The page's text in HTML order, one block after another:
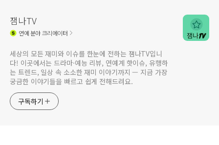
잼나TV
연예분야 크리에이터
세상의 모든 재미와 이슈를 한눈에 전하는 잼나TV입니
다! 이곳에서는 드라마·예능 리뷰, 연예계 핫이슈, 유행하
는 트렌드, 일상 속 소소한 재미 이야기까지 — 지금 가장
궁금한 이야기들을 빠르고 쉽게 전해드려요.
구독하기